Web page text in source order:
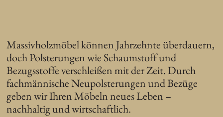
Massivholzmöbel können Jahrzehnte überdauern,
doch Polsterungen wie Schaumstoff und
Bezugsstoffe verschleißen mit der Zeit. Durch
fachmännische Neupolsterungen und Bezüge
geben wir Ihren Möbeln neues Leben –
nachhaltig und wirtschaftlich.